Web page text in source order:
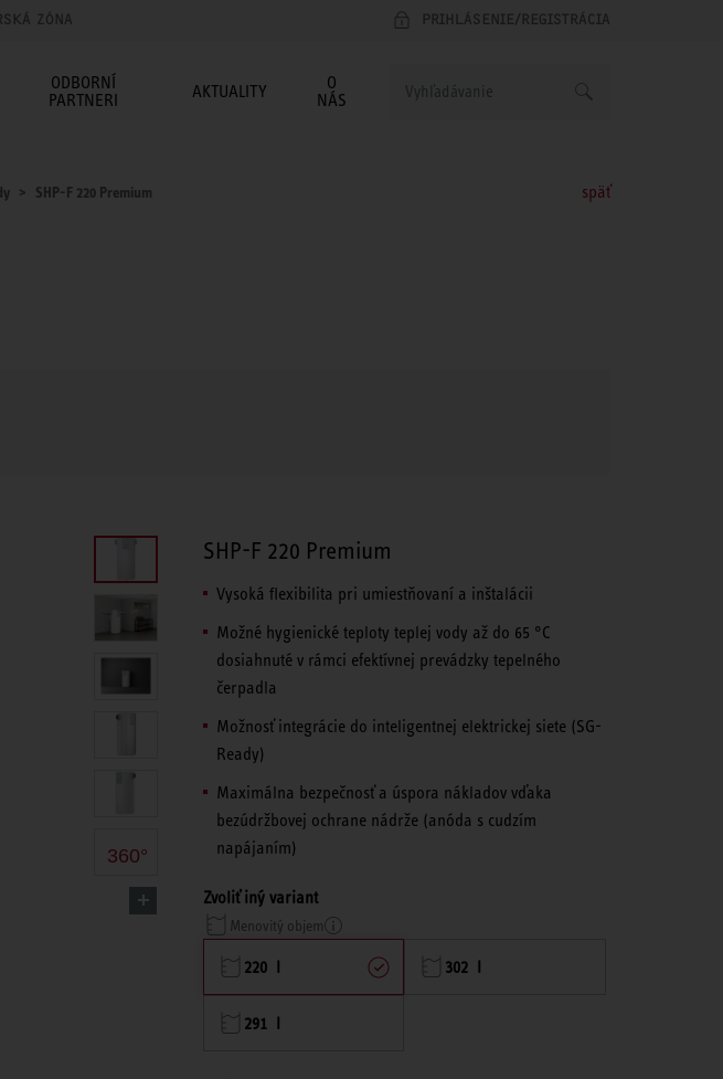
ZÓNA PRIHLÁSENIE/REGISTRÁCIA
ODBORNÍ
PARTNERI
AKTUALITY
O
NÁS
SHP-F 220 Premium späť
360°
SHP-F 220 Premium
Vysoká flexibilita pri umiestňovaní a inštalácii
Možné hygienické teploty teplej vody až do 65 °C
dosiahnuté v rámci efektívnej prevádzky tepelného
čerpadla
Možnosť integrácie do inteligentnej elektrickej siete (SG-
Ready)
Maximálna bezpečnosť a úspora nákladov vďaka
bezúdržbovej ochrane nádrže (anóda s cudzím
napájaním)
Zvoliť iný variant
Menovitý objem
220 l 302 l
291 l